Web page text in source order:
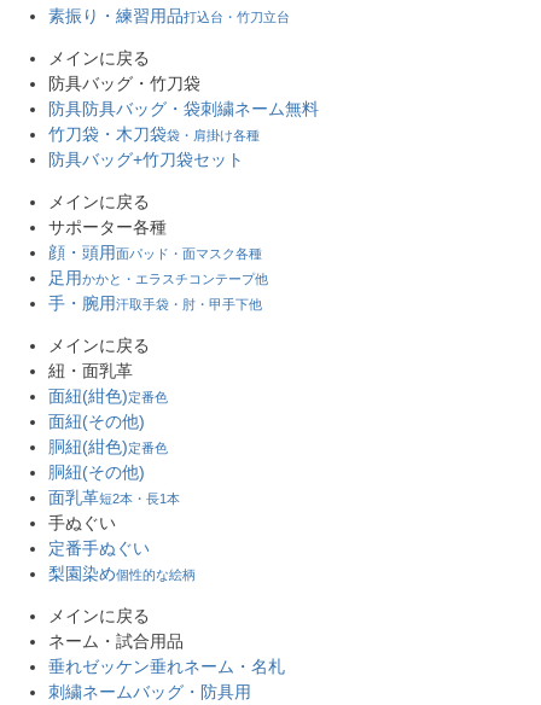
素振り・練習用品打込台・竹刀立台
メインに戻る
防具バッグ・竹刀袋
防具防具バッグ・袋刺繍ネーム無料
竹刀袋・木刀袋袋・肩掛け各種
防具バッグ+竹刀袋セット
メインに戻る
サポーター各種
顔・頭用面パッド・面マスク各種
足用かかと・エラスチコンテープ他
手・腕用汗取手袋・肘・甲手下他
メインに戻る
紐・面乳革
面紐(紺色)定番色
面紐(その他)
胴紐(紺色)定番色
胴紐(その他)
面乳革短2本・長1本
手ぬぐい
定番手ぬぐい
梨園染め個性的な絵柄
メインに戻る
ネーム・試合用品
垂れゼッケン垂れネーム・名札
刺繍ネームバッグ・防具用